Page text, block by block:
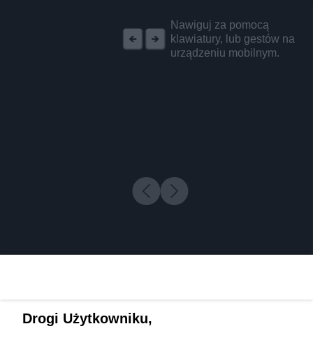
Nawiguj za pomocą
klawiatury, lub gestów na
urządzeniu mobilnym.
Drogi Użytkowniku,